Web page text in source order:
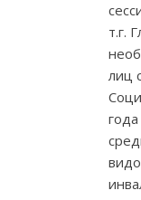
т.г.
лиц